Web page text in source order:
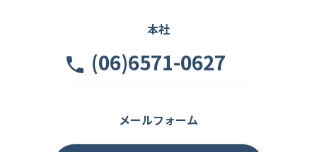
本社
(06)6571-0627
メールフォーム